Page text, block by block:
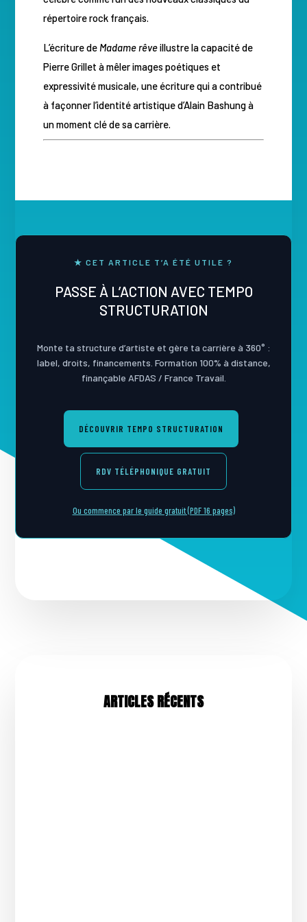
répertoire rock français.
L’écriture de Madame rêveillustre la capacité de
Pierre Grillet à mêler images poétiques et
expressivité musicale, une écriture qui a contribué
à façonner l’identité artistique d’Alain Bashung à
un moment clé de sa carrière.
★ CET ARTICLE T’A ÉTÉ UTILE ?
PASSE À L’ACTION AVEC TEMPO
STRUCTURATION
Monte ta structure d’artiste et gère ta carrière à 360° :
label, droits, financements. Formation 100% à distance,
finançable AFDAS / France Travail.
DÉCOUVRIR TEMPO STRUCTURATION
RDV TÉLÉPHONIQUE GRATUIT
Ou commence par le guide gratuit (PDF 16 pages)
ARTICLES RÉCENTS